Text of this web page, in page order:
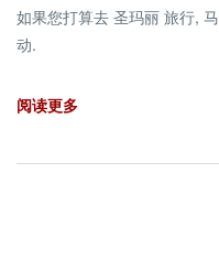
如果您打算去 圣玛丽 旅行,
动.
阅读更多